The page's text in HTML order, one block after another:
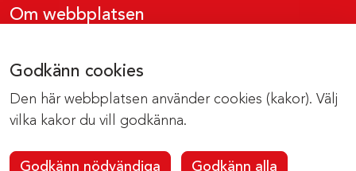
Godkänn cookies
Den här webbplatsen använder cookies (kakor). Välj
vilka kakor du vill godkänna.
Godkänn nödvändiga Godkänn alla
Om webbplatsen
Om cookies
Kontakta webbredaktionen